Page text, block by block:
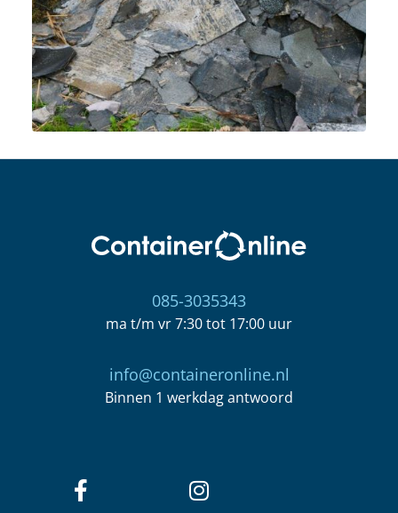
085-3035343
ma t/m vr 7:30 tot 17:00 uur
info@containeronline.nl
Binnen 1 werkdag antwoord